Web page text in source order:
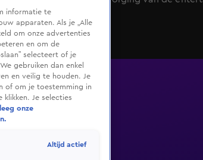
informatie te
apparaten. Als je „Alle
om onze advertenties
en om de
selecteert of je
gebruiken dan enkel
en veilig te houden. Je
of om je toestemming in
Je selecties
onze
Altijd actief